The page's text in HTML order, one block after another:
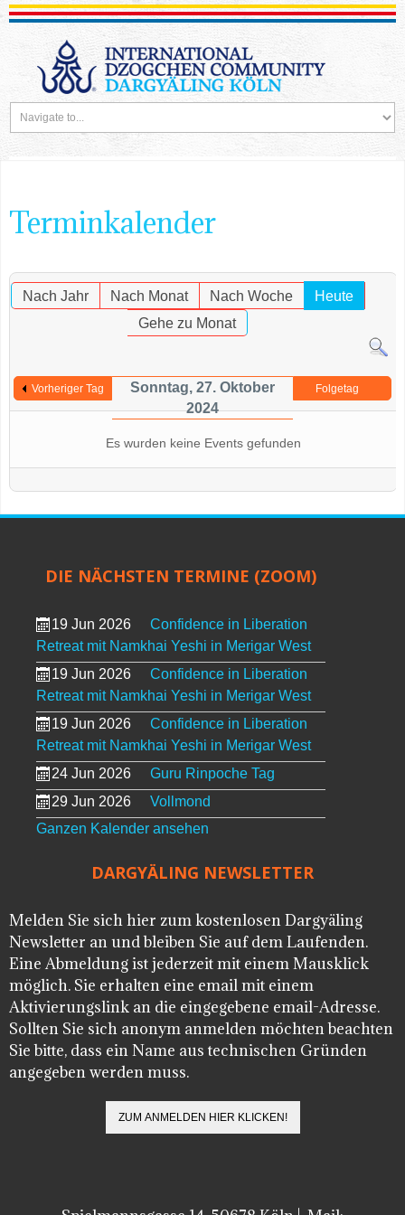
Terminkalender
Nach Jahr Nach Monat Nach Woche
Heute
Gehe zu Monat
Vorheriger Tag
Sonntag, 27. Oktober
2024
Folgetag
Es wurden keine Events gefunden
DIE NÄCHSTEN TERMINE (ZOOM)
19 Jun 2026
Confidence in Liberation
Retreat mit Namkhai Yeshi in Merigar West
19 Jun 2026
Confidence in Liberation
Retreat mit Namkhai Yeshi in Merigar West
19 Jun 2026
Confidence in Liberation
Retreat mit Namkhai Yeshi in Merigar West
24 Jun 2026
Guru Rinpoche Tag
29 Jun 2026
Vollmond
Ganzen Kalender ansehen
DARGYÄLING NEWSLETTER
Melden Sie sich hier zum kostenlosen Dargyäling
Newsletter an und bleiben Sie auf dem Laufenden.
Eine Abmeldung ist jederzeit mit einem Mausklick
möglich. Sie erhalten eine email mit einem
Aktivierungslink an die eingegebene email-Adresse.
Sollten Sie sich anonym anmelden möchten beachten
Sie bitte, dass ein Name aus technischen Gründen
angegeben werden muss.